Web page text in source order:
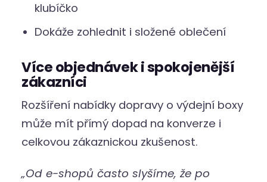
klubíčko
Dokáže zohlednit i složené oblečení
Více objednávek i spokojenější
zákazníci
Rozšíření nabídky dopravy o výdejní boxy
může mít přímý dopad na konverze i
celkovou zákaznickou zkušenost.
„Od e-shopů často slyšíme, že po